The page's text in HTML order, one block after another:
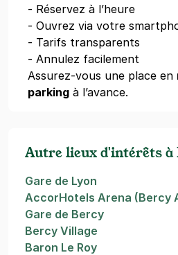
- Réservez à l’heure
- Ouvrez via votre
- Tarifs transparents
- Annulez facilement
Assurez-vous une place en
parking à l’avance.
Autre lieux d'intérêts à
Gare de Lyon
AccorHotels Arena (Bercy
Gare de Bercy
Bercy Village
Baron Le Roy